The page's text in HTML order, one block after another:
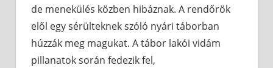
de menekülés közben hibáznak. A rendőrök
elől egy sérülteknek szóló nyári táborban
húzzák meg magukat. A tábor lakói vidám
pillanatok során fedezik fel,